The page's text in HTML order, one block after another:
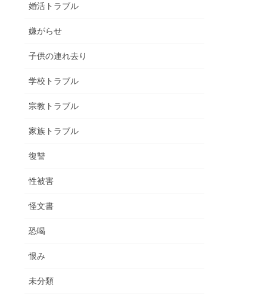
婚活トラブル
嫌がらせ
子供の連れ去り
学校トラブル
宗教トラブル
家族トラブル
復讐
性被害
怪文書
恐喝
恨み
未分類